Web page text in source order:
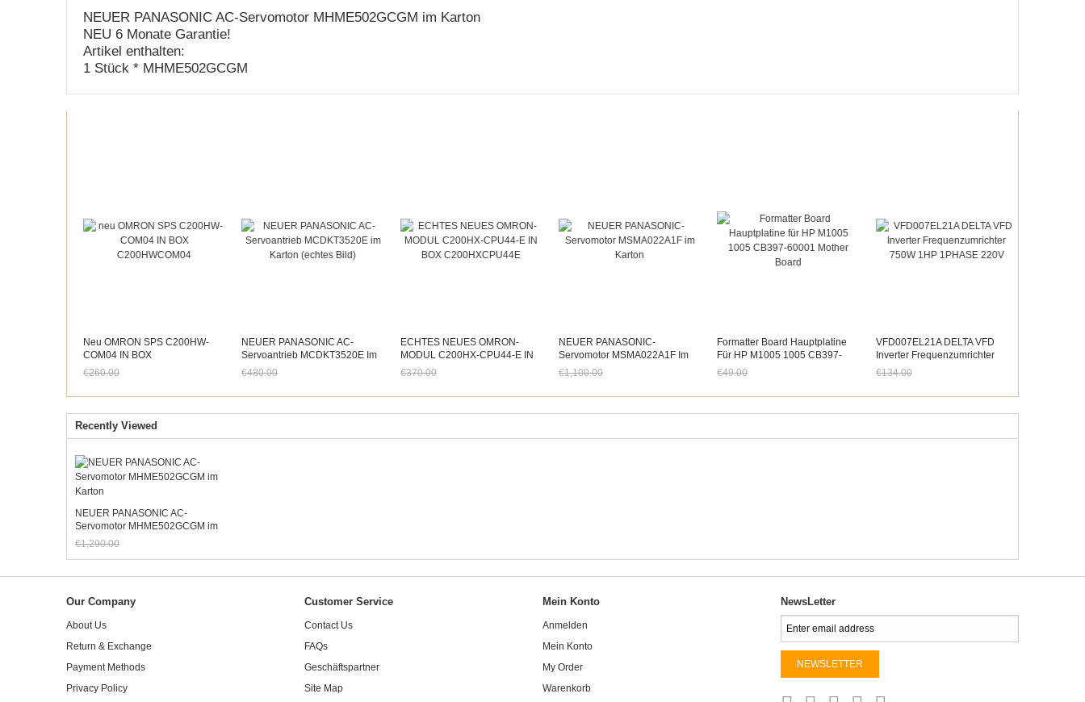
NEUER PANASONIC AC-Servomotor MHME502GCGM im Karton
NEU 6 Monate Garantie!
Artikel enthalten:
1 Stück * MHME502GCGM
Neu OMRON SPS C200HW-
COM04 IN BOX
C200HWCOM04
€260.00
NEUER PANASONIC AC-
Servoantrieb MCDKT3520E Im
Karton (echtes Bild)
€480.00
ECHTES NEUES OMRON-
MODUL C200HX-CPU44-E IN
BOX C200HXCPU44E
€370.00
NEUER PANASONIC-
Servomotor MSMA022A1F Im
Karton
€1,100.00
Formatter Board Hauptplatine
Für HP M1005 1005 CB397-
60001 Mother Board
€49.00
VFD007EL21A DELTA VFD
Inverter Frequenzumrichter
750W 1HP 1PHASE 220V
€134.00
Recently Viewed
NEUER PANASONIC AC-
Servomotor MHME502GCGM im
Karton
€1,290.00
Jetzt nur noch €1,199.70
Our Company
About Us
Return & Exchange
Payment Methods
Privacy Policy
Customer Service
Contact Us
FAQs
Geschäftspartner
Site Map
Mein Konto
Anmelden
Mein Konto
My Order
Warenkorb
NewsLetter